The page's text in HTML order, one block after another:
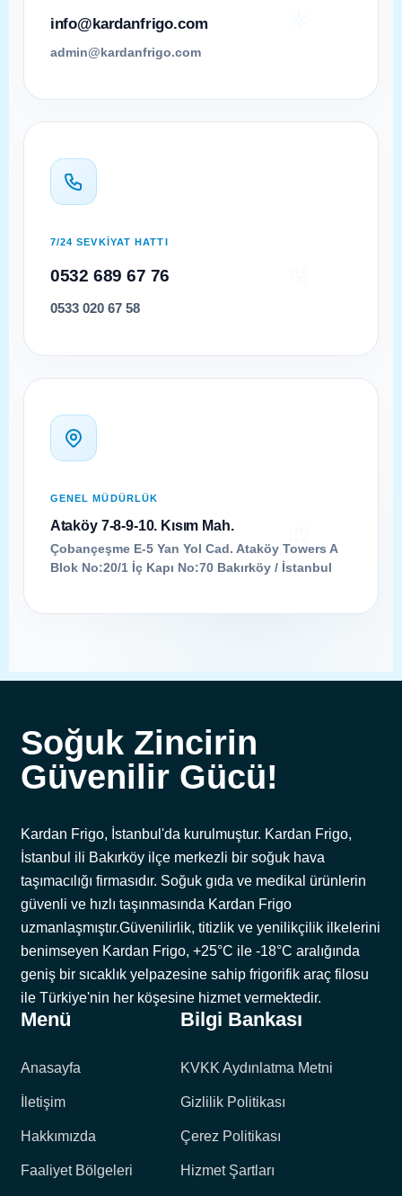
info@kardanfrigo.com
admin@kardanfrigo.com
7/24 SEVKİYAT HATTI
0532 689 67 76
0533 020 67 58
GENEL MÜDÜRLÜK
Ataköy 7-8-9-10. Kısım Mah.
Çobançeşme E-5 Yan Yol Cad. Ataköy Towers A
Blok No:20/1 İç Kapı No:70 Bakırköy / İstanbul
Soğuk Zincirin
Güvenilir Gücü!
Kardan Frigo, İstanbul'da kurulmuştur. Kardan Frigo,
İstanbul ili Bakırköy ilçe merkezli bir soğuk hava
taşımacılığı firmasıdır. Soğuk gıda ve medikal ürünlerin
güvenli ve hızlı taşınmasında Kardan Frigo
uzmanlaşmıştır.Güvenilirlik, titizlik ve yenilikçilik ilkelerini
benimseyen Kardan Frigo, +25°C ile -18°C aralığında
geniş bir sıcaklık yelpazesine sahip frigorifik araç filosu
ile Türkiye'nin her köşesine hizmet vermektedir.
Menü
Anasayfa
İletişim
Hakkımızda
Faaliyet Bölgeleri
Bilgi Bankası
KVKK Aydınlatma Metni
Gizlilik Politikası
Çerez Politikası
Hizmet Şartları